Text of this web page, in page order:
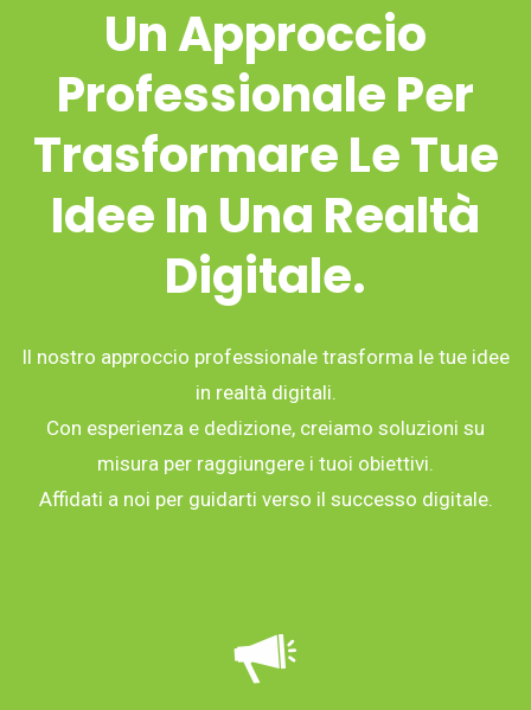
Un Approccio
Professionale Per
Trasformare Le Tue
Idee In Una Realtà
Digitale.
Il nostro approccio professionale trasforma le tue idee
in realtà digitali.
Con esperienza e dedizione, creiamo soluzioni su
misura per raggiungere i tuoi obiettivi.
Affidati a noi per guidarti verso il successo digitale.